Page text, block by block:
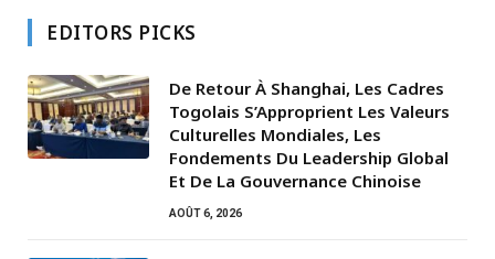
EDITORS PICKS
De Retour À Shanghai, Les Cadres
Togolais S’Approprient Les Valeurs
Culturelles Mondiales, Les
Fondements Du Leadership Global
Et De La Gouvernance Chinoise
AOÛT 6, 2026